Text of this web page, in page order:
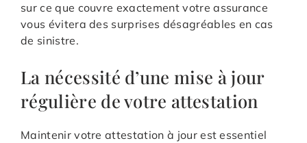
sur ce que couvre exactement votre assurance
vous évitera des surprises désagréables en cas
de sinistre.
La nécessité d’une mise à jour
régulière de votre attestation
Maintenir votre attestation à jour est essentiel